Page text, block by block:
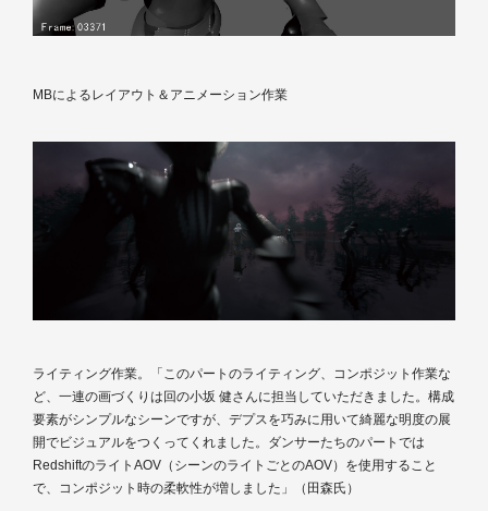
MBによるレイアウト＆アニメーション作業
ライティング作業。「このパートのライティング、コンポジット作業な
ど、一連の画づくりは回の小坂 健さんに担当していただきました。構成
要素がシンプルなシーンですが、デプスを巧みに用いて綺麗な明度の展
開でビジュアルをつくってくれました。ダンサーたちのパートでは
RedshiftのライトAOV（シーンのライトごとのAOV）を使用すること
で、コンポジット時の柔軟性が増しました」（田森氏）